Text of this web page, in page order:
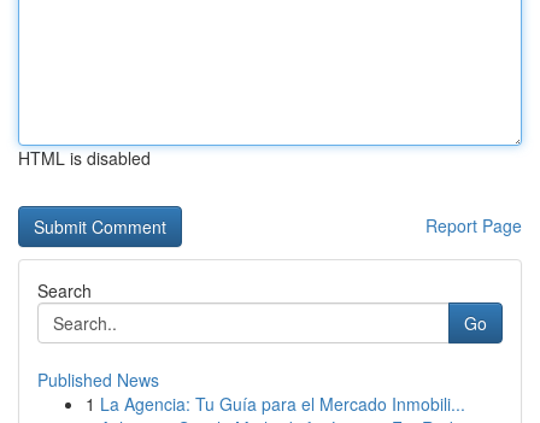
HTML is disabled
Report Page
Search
Go
Published News
1 La Agencia: Tu Guía para el Mercado Inmobili...